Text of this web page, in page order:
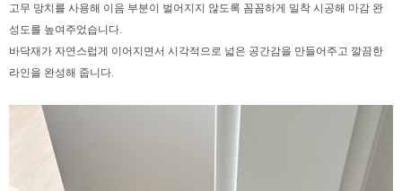
고무 망치를 사용해 이음 부분이 벌어지지 않도록 꼼꼼하게 밀착 시공해 마감 완
성도를 높여주었습니다.
바닥재가 자연스럽게 이어지면서 시각적으로 넓은 공간감을 만들어주고 깔끔한
라인을 완성해 줍니다.